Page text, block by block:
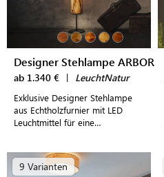
Designer Stehlampe ARBOR
ab 1.340 € | LeuchtNatur
Exklusive Designer Stehlampe
aus Echtholzfurnier mit LED
Leuchtmittel für eine
9 Varianten